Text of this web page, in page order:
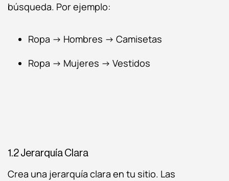
búsqueda. Por ejemplo:
Ropa -> Hombres -> Camisetas
Ropa -> Mujeres -> Vestidos
1.2 Jerarquía Clara
Crea una jerarquía clara en tu sitio. Las